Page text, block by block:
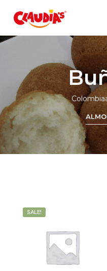
SALE!